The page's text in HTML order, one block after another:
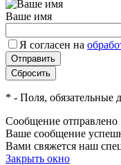
Ваше имя
Я согласен на
* - Поля, обязательные
Сообщение отправлено
Ваше сообщение
Вами свяжется наш
Закрыть окно